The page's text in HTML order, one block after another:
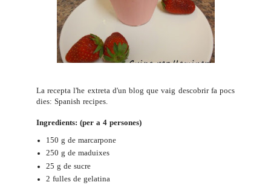
La recepta l'he extreta d'un blog que vaig descobrir fa pocs
dies: Spanish recipes
Ingredients: (per a 4 persones)
150 g de marcarpone
250 g de maduixes
25 g de sucre
2 fulles de gelatina